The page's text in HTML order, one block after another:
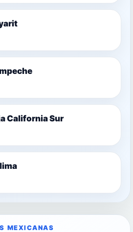
California Sur
MEXICANAS